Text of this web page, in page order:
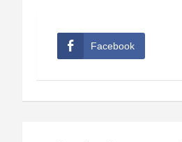
Facebook